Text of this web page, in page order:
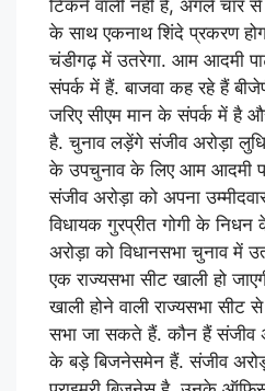
टिकने वाली नहीं है, अगले चार
के साथ एकनाथ शिंदे प्रकरण
चंडीगढ़ में उतरेगा. आम आदमी
संपर्क में हैं. बाजवा कह रहे हैं
जरिए सीएम मान के संपर्क में है
है. चुनाव लड़ेंगे संजीव अरोड़ा
के उपचुनाव के लिए आम आदमी
संजीव अरोड़ा को अपना
विधायक गुरप्रीत गोगी के
अरोड़ा को विधानसभा चुनाव में
एक राज्यसभा सीट खाली हो
खाली होने वाली राज्यसभा सीट
सभा जा सकते हैं. कौन हैं संजीव
के बड़े बिजनेसमेन हैं. संजीव